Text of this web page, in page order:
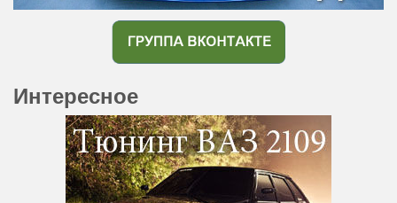
Интересное